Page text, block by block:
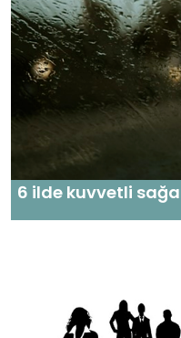
6 ilde kuvvetli